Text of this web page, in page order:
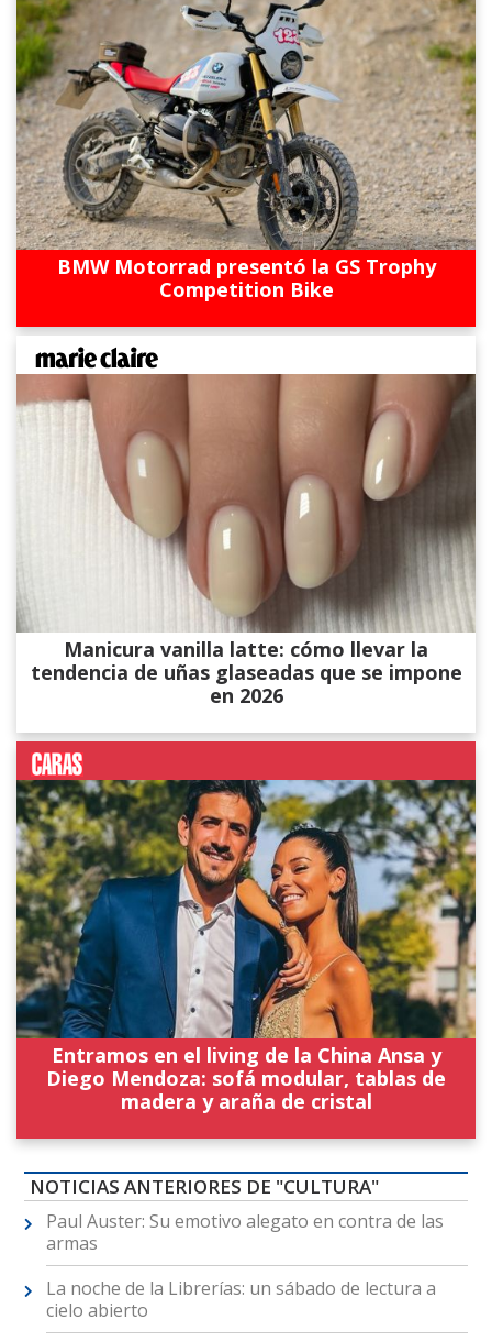
BMW Motorrad presentó la GS Trophy
Competition Bike
Manicura vanilla latte: cómo llevar la
tendencia de uñas glaseadas que se impone
en 2026
Entramos en el living de la China Ansa y
Diego Mendoza: sofá modular, tablas de
madera y araña de cristal
NOTICIAS ANTERIORES DE "CULTURA"
Paul Auster: Su emotivo alegato en contra de las
armas
La noche de la Librerías: un sábado de lectura a
cielo abierto